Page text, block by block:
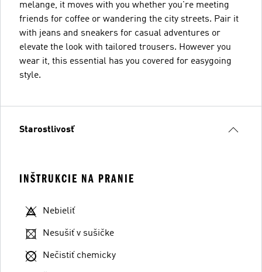
melange, it moves with you whether you're meeting
friends for coffee or wandering the city streets. Pair it
with jeans and sneakers for casual adventures or
elevate the look with tailored trousers. However you
wear it, this essential has you covered for easygoing
style.
Starostlivosť
INŠTRUKCIE NA PRANIE
Nebieliť
Nesušiť v sušičke
Nečistiť chemicky